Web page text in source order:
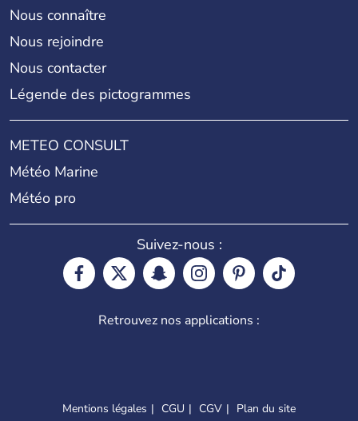
Nous connaître
Nous rejoindre
Nous contacter
Légende des pictogrammes
METEO CONSULT
Météo Marine
Météo pro
Suivez-nous :
Retrouvez nos applications :
Mentions légales CGU CGV Plan du site